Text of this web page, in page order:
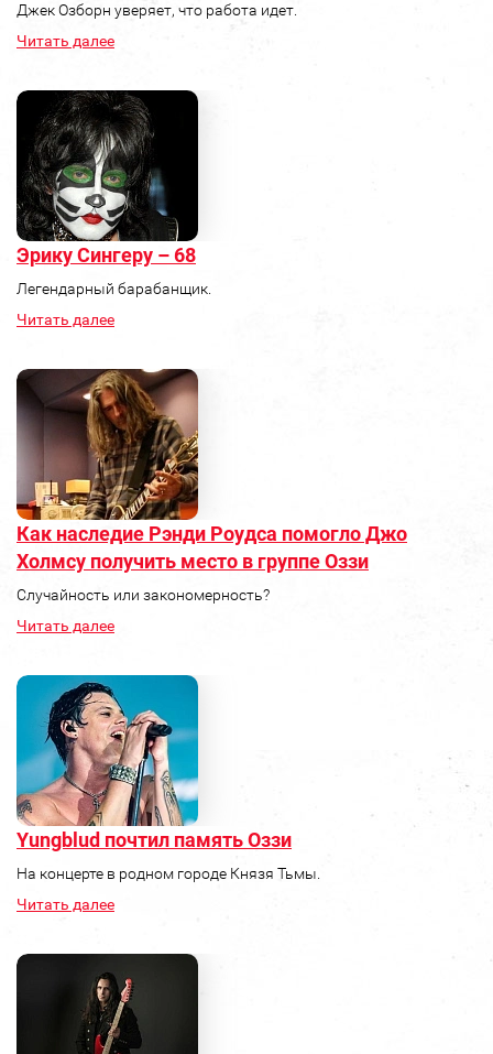
Джек Озборн уверяет, что работа идет.
Читать далее
Эрику Сингеру – 68
Легендарный барабанщик.
Читать далее
Как наследие Рэнди Роудса помогло Джо
Холмсу получить место в группе Оззи
Случайность или закономерность?
Читать далее
Yungblud почтил память Оззи
На концерте в родном городе Князя Тьмы.
Читать далее